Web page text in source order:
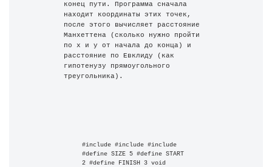
конец пути. Программа сначала
находит координаты этих точек,
после этого вычисляет расстояние
Манхеттена (сколько нужно пройти
по x и y от начала до конца) и
расстояние по Евклиду (как
гипотенузу прямоугольного
треугольника).
#include #include #include
#define SIZE 5 #define START
2 #define FINISH 3 void